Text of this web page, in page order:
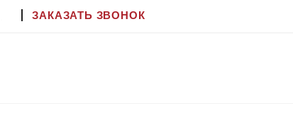
ЗАКАЗАТЬ ЗВОНОК